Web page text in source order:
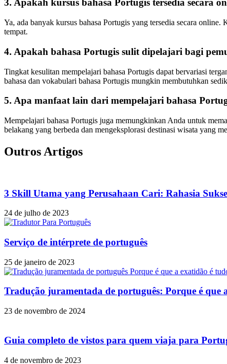
3. Apakah kursus bahasa Portugis tersedia secara
Ya, ada banyak kursus bahasa Portugis yang tersedia secara
tempat.
4. Apakah bahasa Portugis sulit dipelajari bagi
Tingkat kesulitan mempelajari bahasa Portugis dapat bervariasi
bahasa dan vokabulari bahasa Portugis mungkin membutuhkan
5. Apa manfaat lain dari mempelajari bahasa
Mempelajari bahasa Portugis juga memungkinkan Anda untuk
belakang yang berbeda dan mengeksplorasi destinasi wisata yang
Outros Artigos
3 Skill Utama yang Perusahaan Cari: Rahasia
24 de julho de 2023
Serviço de intérprete de português
25 de janeiro de 2023
Tradução juramentada de português: Porque é que
23 de novembro de 2024
Guia completo de vistos para quem viaja para
4 de novembro de 2023